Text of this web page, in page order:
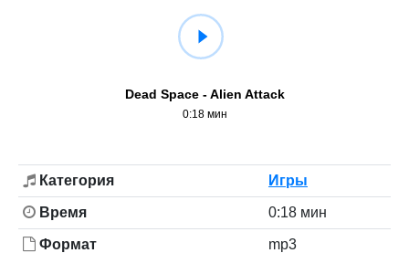
Dead Space - Alien Attack
0:18 мин
Категория Игры
Время 0:18 мин
Формат mp3